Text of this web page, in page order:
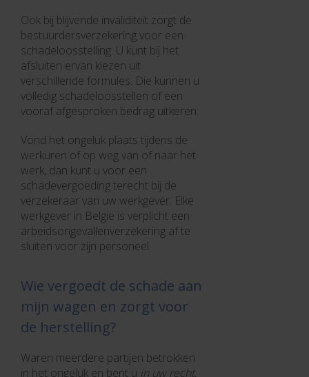
Ook bij blijvende invaliditeit zorgt de
bestuurdersverzekering voor een
schadeloosstelling. U kunt bij het
afsluiten ervan kiezen uit
verschillende formules. Die kunnen u
volledig schadeloosstellen of een
vooraf afgesproken bedrag uitkeren.
Vond het ongeluk plaats tijdens de
werkuren of op weg van of naar het
werk, dan kunt u voor een
schadevergoeding terecht bij de
verzekeraar van uw werkgever. Elke
werkgever in België is verplicht een
arbeidsongevallenverzekering af te
sluiten voor zijn personeel.
Wie vergoedt de schade aan
mijn wagen en zorgt voor
de herstelling?
Waren meerdere partijen betrokken
in het ongeluk en bent u in uw recht,